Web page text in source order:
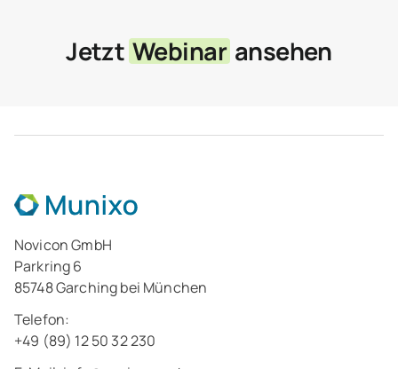
Jetzt Webinar ansehen
Novicon GmbH
Parkring 6
85748 Garching bei München
Telefon:
+49 (89) 12 50 32 230